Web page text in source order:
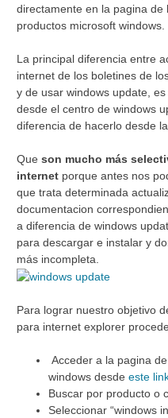
directamente en la pagina
productos microsoft windows.
La principal diferencia entre
internet de los boletines de
y de usar windows update,
desde el centro de windows
diferencia de hacerlo desde
Que son mucho más
internet porque antes nos
que trata determinada
documentacion
a diferencia de windows
para descargar e instalar y
más incompleta.
Para lograr nuestro objetivo
para internet explorer
Acceder a la pagina
windows desde este
Buscar por producto o
Seleccionar “windows